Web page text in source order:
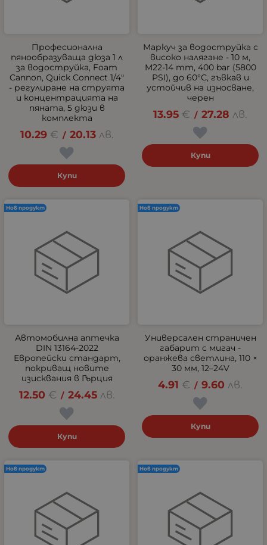
Професионална
пянообразуваща дюза 1 л
за водоструйка, Foam
Cannon, Quick Connect 1/4"
- регулиране на струята
и концентрацията на
пяната, 5 дюзи в
комплекта
10.29 € / 20.13 лв.
Купи
Маркуч за водоструйка с
високо налягане - 10 м,
M22-14 mm, 400 bar (5800
PSI), до 60°C, гъвкав и
устойчив на износване,
черен
13.95 € / 27.28 лв.
Купи
Автомобилна аптечка
DIN 13164-2022
Европейски стандарт,
покриващ новите
изисквания в Гърция
12.50 € / 24.45 лв.
Купи
Нов продукт
Универсален страничен
габарит с мигач -
оранжева светлина, 110 ×
30 мм, 12–24V
4.91 € / 9.60 лв.
Купи
Нов продукт
Нов продукт Нов продукт